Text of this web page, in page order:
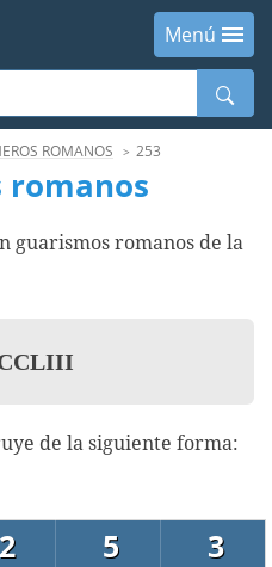
Menú
ROMANOS 253
romanos
guarismos romanos de la
de la siguiente forma:
2 5 3